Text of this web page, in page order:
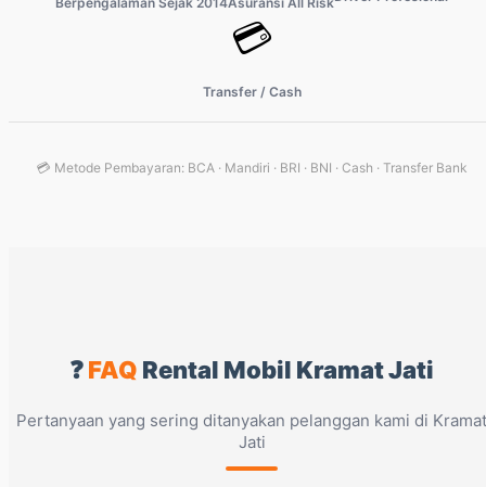
💳
Transfer / Cash
💳 Metode Pembayaran: BCA · Mandiri · BRI · BNI · Cash · Transfer Bank
❓FAQ Rental Mobil Kramat Jati
Pertanyaan yang sering ditanyakan pelanggan kami di Kramat
Jati